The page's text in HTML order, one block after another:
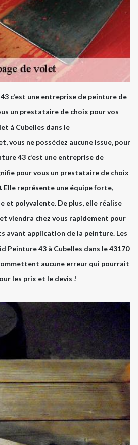
c’est une entreprise de peinture de
un prestataire de choix pour vos
à Cubelles dans le
vous ne possédez aucune issue, pour
43 c’est une entreprise de
pour vous un prestataire de choix
Elle représente une équipe forte,
et polyvalente. De plus, elle réalise
viendra chez vous rapidement pour
avant application de la peinture. Les
Peinture 43 à Cubelles dans le 43170
aucune erreur qui pourrait
les prix et le devis !